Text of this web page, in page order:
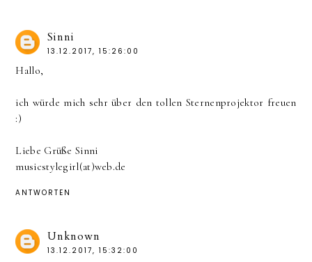
Sinni
13.12.2017, 15:26:00
Hallo,
ich würde mich sehr über den tollen Sternenprojektor freuen
:)
Liebe Grüße Sinni
musicstylegirl(at)web.de
ANTWORTEN
Unknown
13.12.2017, 15:32:00